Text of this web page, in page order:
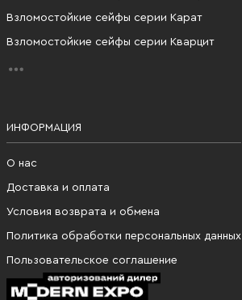
Взломостойкие сейфы серии Карат
Взломостойкие сейфы серии Кварцит
ИНФОРМАЦИЯ
О нас
Доставка и оплата
Условия возврата и обмена
Политика обработки персональных данных
Пользовательское соглашение